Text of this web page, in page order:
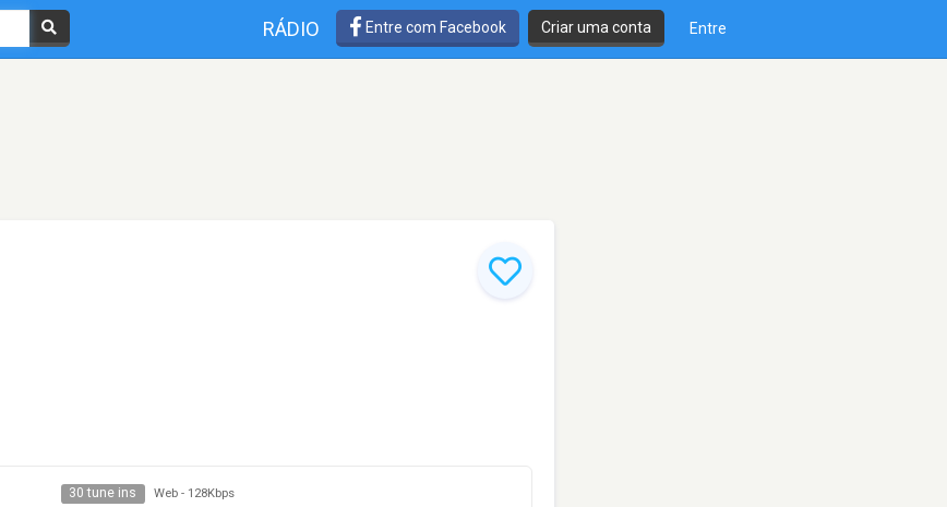
RÁDIO Entre com Facebook Criar uma conta Entre
30 tune ins Web - 128Kbps